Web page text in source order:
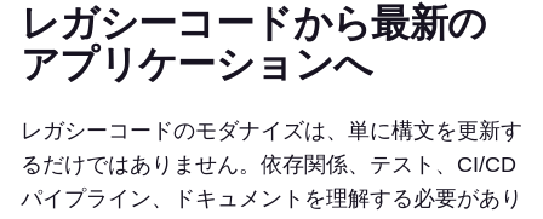
レガシーコードから最新の
アプリケーションへ
レガシーコードのモダナイズは、単に構文を更新す
るだけではありません。依存関係、テスト、CI/CD
パイプライン、ドキュメントを理解する必要があり